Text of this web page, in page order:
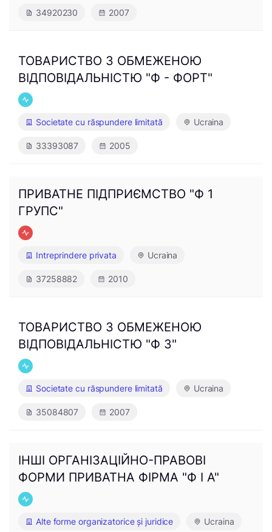
34920230 2007
ТОВАРИСТВО З ОБМЕЖЕНОЮ
ВІДПОВІДАЛЬНІСТЮ "Ф - ФОРТ"
Societate cu răspundere limitată Ucraina
33393087 2005
ПРИВАТНЕ ПІДПРИЄМСТВО "Ф 1
ГРУПС"
Intreprindere privata Ucraina
37258882 2010
ТОВАРИСТВО З ОБМЕЖЕНОЮ
ВІДПОВІДАЛЬНІСТЮ "Ф 3"
Societate cu răspundere limitată Ucraina
35084807 2007
ІНШІ ОРГАНІЗАЦІЙНО-ПРАВОВІ
ФОРМИ ПРИВАТНА ФІРМА "Ф І А"
Alte forme organizatorice și juridice Ucraina